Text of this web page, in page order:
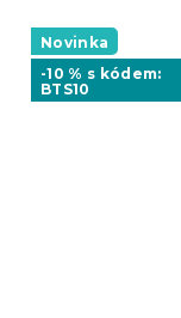
Novinka
-10 % s kódem:
BTS10